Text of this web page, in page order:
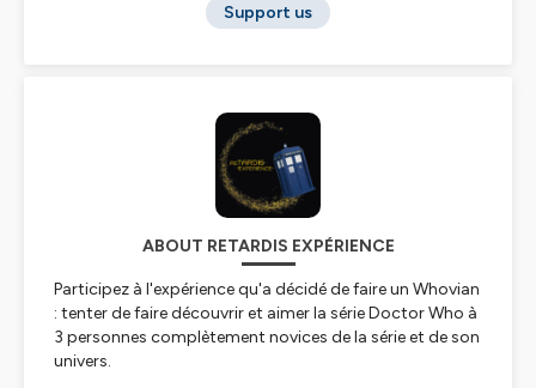
Support us
ABOUT RETARDIS EXPÉRIENCE
Participez à l'expérience qu'a décidé de faire un Whovian
: tenter de faire découvrir et aimer la série Doctor Who à
3 personnes complètement novices de la série et de son
univers.